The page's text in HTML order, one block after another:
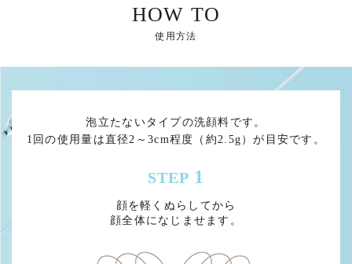
HOW TO
使用方法
泡立たないタイプの洗顔料です。
1回の使用量は直径2～3cm程度（約2.5g）が目安です。
STEP 1
顔を軽くぬらしてから
顔全体になじませます。